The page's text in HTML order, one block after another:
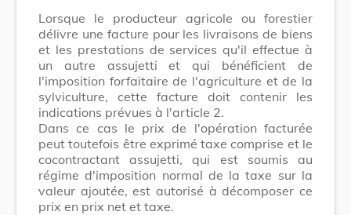
Lorsque le producteur agricole ou forestier
délivre une facture pour les livraisons de biens
et les prestations de services qu'il effectue à
un autre assujetti et qui bénéficient de
l'imposition forfaitaire de l'agriculture et de la
sylviculture, cette facture doit contenir les
indications prévues à l'article 2.
Dans ce cas le prix de l'opération facturée
peut toutefois être exprimé taxe comprise et le
cocontractant assujetti, qui est soumis au
régime d'imposition normal de la taxe sur la
valeur ajoutée, est autorisé à décomposer ce
prix en prix net et taxe.